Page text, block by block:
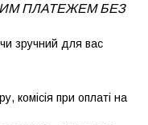
ПЛАТЕЖЕМБЕЗ
зручний для вас
комісія при оплаті на